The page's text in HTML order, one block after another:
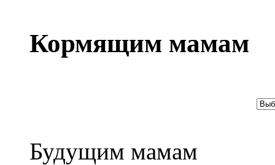
Кормящим мамам
Будущим мамам